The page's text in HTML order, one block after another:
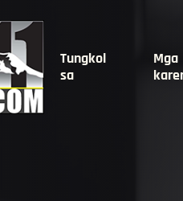
Tungkol
sa
Mga